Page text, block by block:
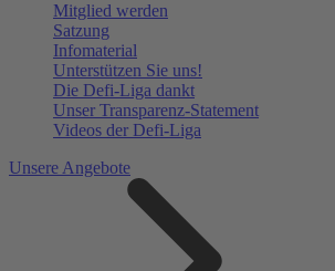
Mitglied werden
Satzung
Infomaterial
Unterstützen Sie uns!
Die Defi-Liga dankt
Unser Transparenz-Statement
Videos der Defi-Liga
Unsere Angebote